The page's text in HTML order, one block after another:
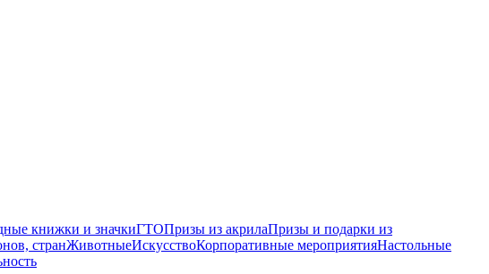
книжки и значкиГТОПризы из акрилаПризы и подарки из
странЖивотныеИскусствоКорпоративные мероприятияНастольные